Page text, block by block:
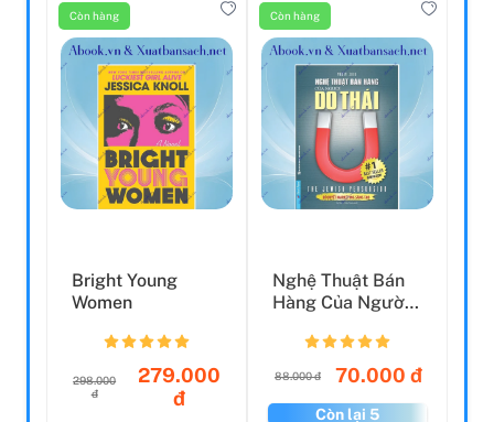
Còn hàng
Bright Young
Women
298.000
đ
279.000
đ
Còn hàng
Nghệ Thuật Bán
Hàng Của Người
202...
88.000 đ 70.000 đ
Còn lại 5